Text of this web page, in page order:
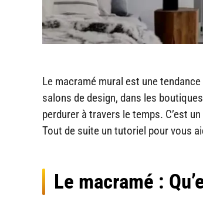
Le macramé mural est une
salons de design, dans les
perdurer à travers le temps. C’est
Tout de suite un tutoriel pour vous
Le macramé :